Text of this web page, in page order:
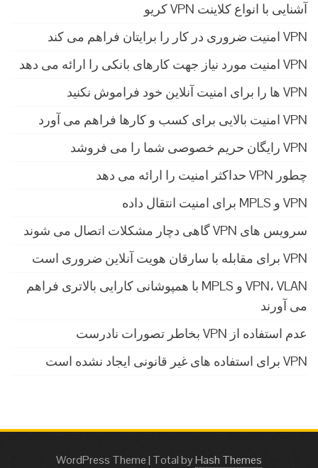
آشنایی با انواع کلاینت VPN کریو
VPN امنیت ضروری در کار را برایتان فراهم می کند
VPN امنیت مورد نیاز جهت کارهای بانکی را ارائه می دهد
VPN ها را برای امنیت آنلاین خود فراموش نکنید
VPN امنیت بالایی برای کسب و کارها فراهم می آورد
VPN رایگان حریم خصوصی شما را می فروشد
چطور VPN حداکثر امنیت را ارائه می دهد
VPN و MPLS برای امنیت انتقال داده
سرویس های VPN گاهی دچار مشکلات اتصال می شوند
VPN برای مقابله با سارقان هویت آنلاین ضروری است
VPN، VLAN و MPLS با همپوشانی کارایی بالاتری فراهم
می آورند
عدم استفاده از VPN بخاطر تصورات نادرست
VPN برای استفاده های غیر قانونی ایجاد نشده است
WordPress Theme| Total byHash Themes